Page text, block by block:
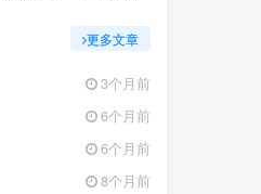
更多文章
3个月前
6个月前
6个月前
8个月前